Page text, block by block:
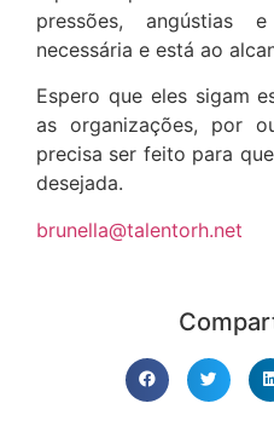
pressões, angústias
necessária e está ao
Espero que eles sigam
as organizações, por
precisa ser feito para
desejada.
brunella@talentorh.net